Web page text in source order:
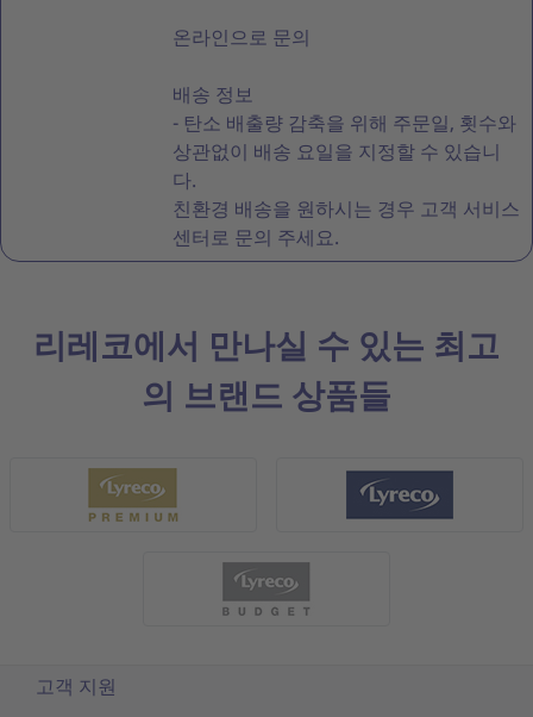
온라인으로 문의
배송 정보
- 탄소 배출량 감축을 위해 주문일, 횟수와
상관없이 배송 요일을 지정할 수 있습니
다.
친환경 배송을 원하시는 경우 고객 서비스
센터로 문의 주세요.
리레코에서 만나실 수 있는 최고
의 브랜드 상품들
고객 지원